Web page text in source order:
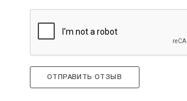
ОТПРАВИТЬ ОТЗЫВ